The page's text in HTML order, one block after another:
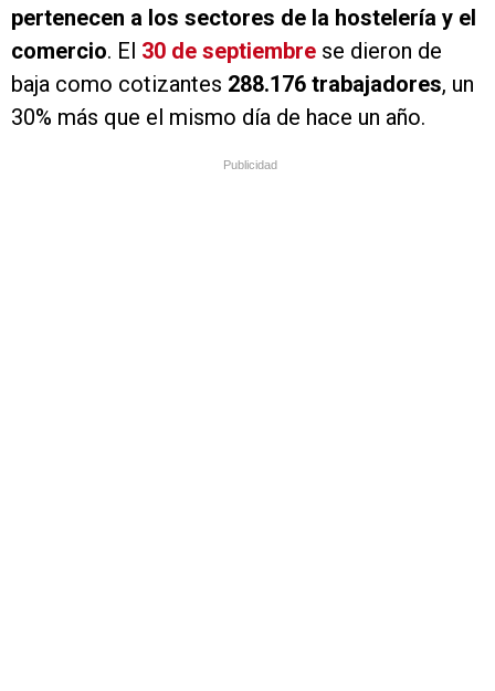
pertenecen a los sectores de la hostelería y el
comercio. El 30 de septiembre se dieron de
baja como cotizantes 288.176 trabajadores, un
30% más que el mismo día de hace un año.
Publicidad